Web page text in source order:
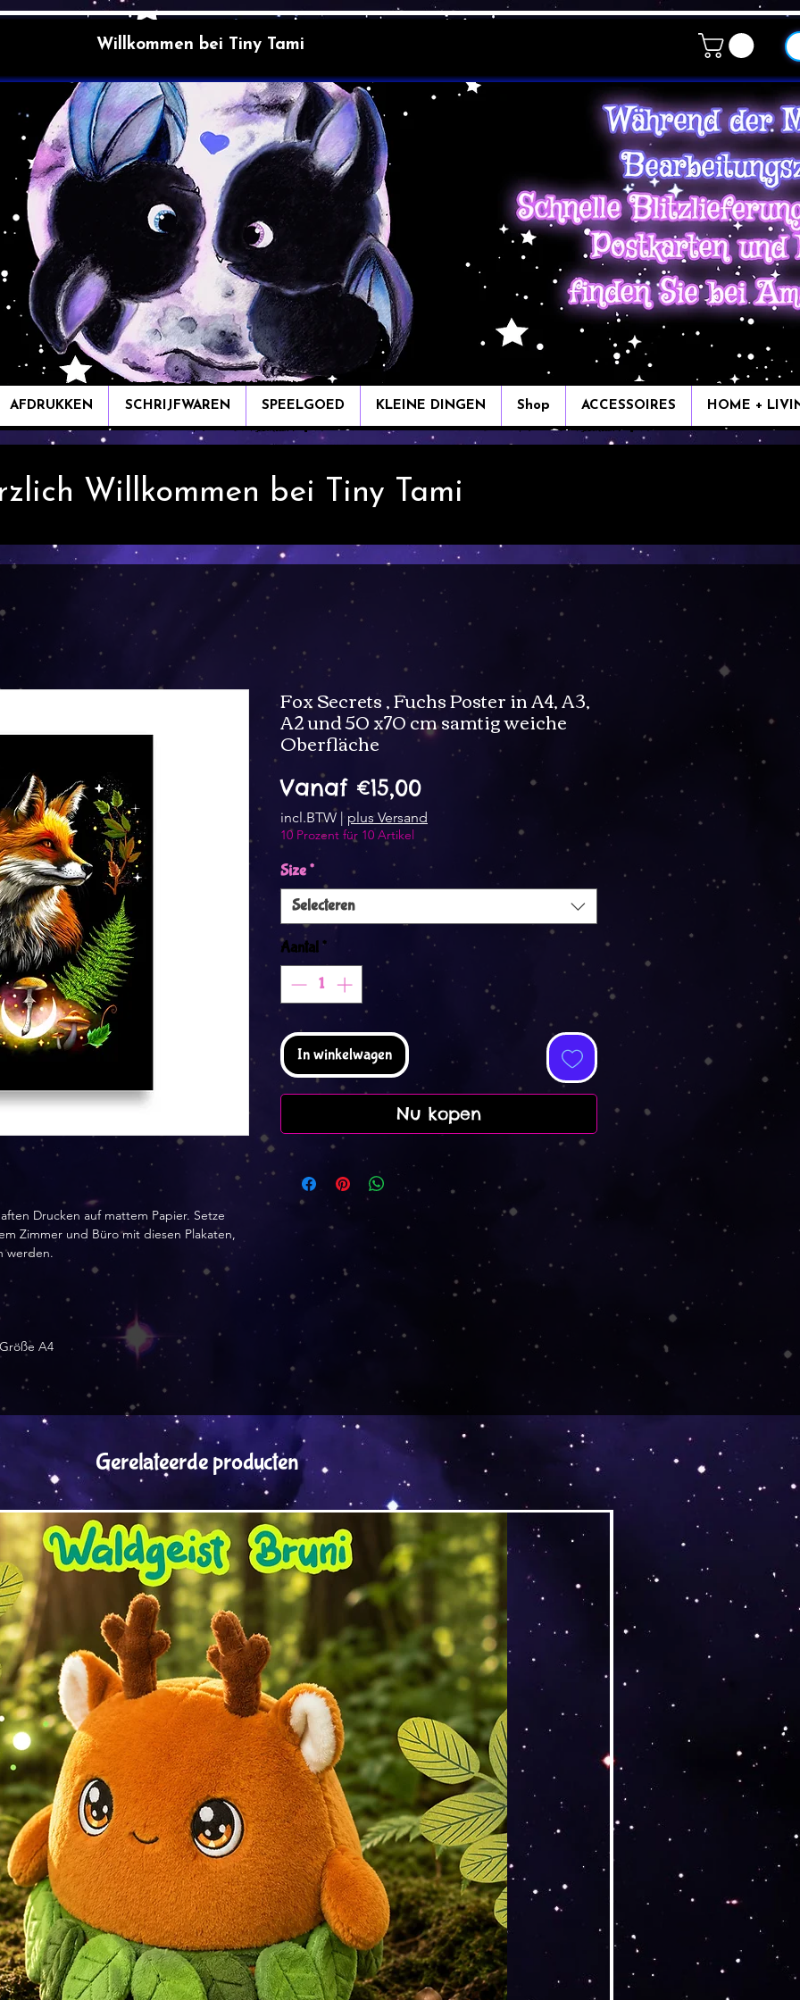
Willkommen bei Tiny Tami
AFDRUKKEN SCHRIJFWAREN SPEELGOED KLEINE DINGEN Shop ACCESSOIRES HOME +
Willkommen bei Tiny Tami
Drucken auf mattem Papier. Setze
Zimmer und Büro mit diesen Plakaten,
werden.
A4
Fox Secrets , Fuchs Poster in A4, A3,
A2 und 50 x70 cm samtig weiche
Oberfläche
Vanaf €15,00Verkoopprijs
incl.BTW | plus Versand
10 Prozent für 10 Artikel
Size*
Selecteren
Aantal*
In winkelwagen
Nu kopen
Gerelateerde producten
Versand by DruckGuru